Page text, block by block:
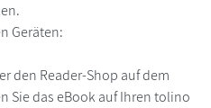
Geräten:
den Reader-Shop auf dem
Sie das eBook auf Ihren tolino